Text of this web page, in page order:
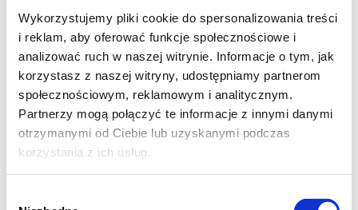
Wykorzystujemy pliki cookie do spersonalizowania treści
i reklam, aby oferować funkcje społecznościowe i
analizować ruch w naszej witrynie. Informacje o tym, jak
korzystasz z naszej witryny, udostępniamy partnerom
społecznościowym, reklamowym i analitycznym.
Partnerzy mogą połączyć te informacje z innymi danymi
otrzymanymi od Ciebie lub uzyskanymi podczas
korzystania z ich usług.
powodzeniem możesz zostawić je na noc
lub 8-10 godzin. Następnie przełóż na
blat kuchenny lub pod żarówkę w
piekarniku i pozwól ciastu się ogrzać.
Dalej postępuj zgodnie z przepisem.
Wyrośnięte ciasto przełóż na obsypaną
mąką stolnicę i uformuj bochenek.